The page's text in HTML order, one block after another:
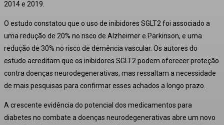
2014 e 2019.
O estudo constatou que o uso de inibidores SGLT2 foi associado a
uma redução de 20% no risco de Alzheimer e Parkinson, e uma
redução de 30% no risco de demência vascular. Os autores do
estudo acreditam que os inibidores SGLT2 podem oferecer proteção
contra doenças neurodegenerativas, mas ressaltam a necessidade
de mais pesquisas para confirmar esses achados a longo prazo.
A crescente evidência do potencial dos medicamentos para
diabetes no combate a doenças neurodegenerativas abre um novo